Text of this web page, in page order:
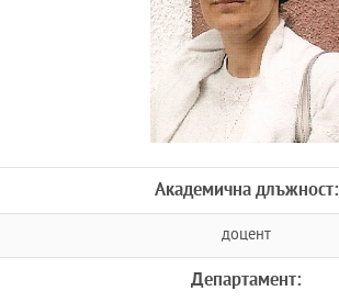
Академична длъжност:
доцент
Департамент: